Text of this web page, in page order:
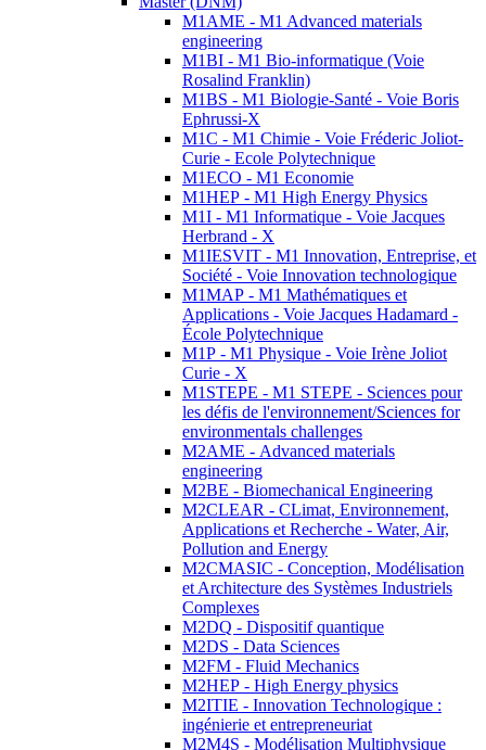
M1AME - M1 Advanced materials
engineering
M1BI - M1 Bio-informatique (Voie
Rosalind Franklin)
M1BS - M1 Biologie-Santé - Voie Boris
Ephrussi-X
M1C - M1 Chimie - Voie Fréderic Joliot-
Curie - Ecole Polytechnique
M1ECO - M1 Economie
M1HEP - M1 High Energy Physics
M1I - M1 Informatique - Voie Jacques
Herbrand - X
M1IESVIT - M1 Innovation, Entreprise, et
Société - Voie Innovation technologique
M1MAP - M1 Mathématiques et
Applications - Voie Jacques Hadamard -
École Polytechnique
M1P - M1 Physique - Voie Irène Joliot
Curie - X
M1STEPE - M1 STEPE - Sciences pour
les défis de l'environnement/Sciences for
environmentals challenges
M2AME - Advanced materials
engineering
M2BE - Biomechanical Engineering
M2CLEAR - CLimat, Environnement,
Applications et Recherche - Water, Air,
Pollution and Energy
M2CMASIC - Conception, Modélisation
et Architecture des Systèmes Industriels
Complexes
M2DQ - Dispositif quantique
M2DS - Data Sciences
M2FM - Fluid Mechanics
M2HEP - High Energy physics
M2ITIE - Innovation Technologique :
ingénierie et entrepreneuriat
M2M4S - Modélisation Multiphysique